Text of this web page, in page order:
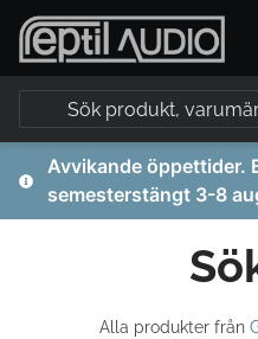
Avvikande öppettider.
semesterstängt 3-8
Alla produkter från